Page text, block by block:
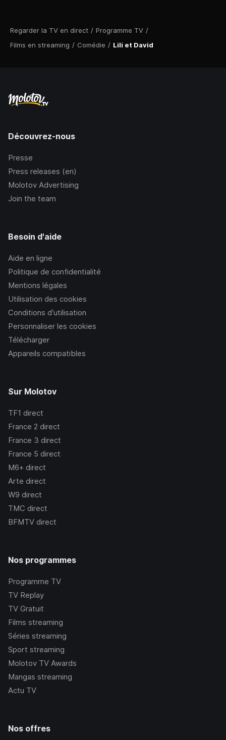
Regarder la TV en direct / Programme TV /
Films en streaming / Comédie / Lili et David
Découvrez-nous
Presse
Press releases (en)
Molotov Advertising
Join the team
Besoin d'aide
Aide en ligne
Politique de confidentialité
Mentions légales
Utilisation des cookies
Conditions d’utilisation
Personnaliser les cookies
Télécharger
Appareils compatibles
Sur Molotov
TF1 direct
France 2 direct
France 3 direct
France 5 direct
M6+ direct
Arte direct
W9 direct
TMC direct
BFMTV direct
Nos programmes
Programme TV
TV Replay
TV Gratuit
Films streaming
Séries streaming
Sport streaming
Molotov TV Awards
Mangas streaming
Actu TV
Nos offres